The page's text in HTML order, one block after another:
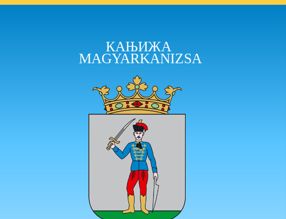
КАЊИЖА
MAGYARKANIZSA